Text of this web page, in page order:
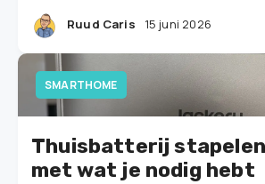
Ruud Caris 15 juni 2026
SMARTHOME
Thuisbatterij
met wat je nodig hebt